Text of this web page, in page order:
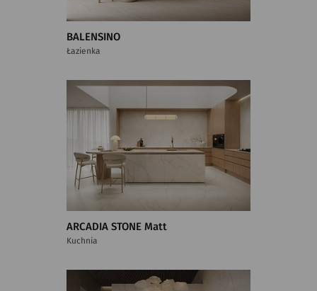
BALENSINO
Łazienka
ARCADIA STONE Matt
Kuchnia